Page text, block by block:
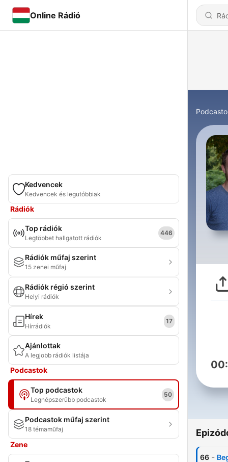
Online Rádió
Kedvencek
Kedvencek és legutóbbiak
Rádiók
Top rádiók
Legtöbbet hallgatott rádiók
446
Rádiók műfaj szerint
15 zenei műfaj
Rádiók régió szerint
Helyi rádiók
Hírek
Hírrádiók
17
Ajánlottak
A legjobb rádiók listája
Podcastok
Top podcastok
Legnépszerűbb podcastok
50
Podcastok műfaj szerint
18 témaműfaj
Zene
66 -